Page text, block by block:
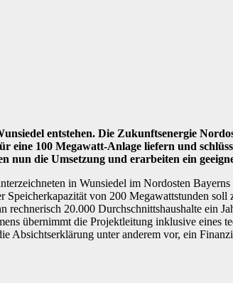
entstehen. Die Zukunftsenergie
eine 100 Megawatt-Anlage liefern und
die Umsetzung und erarbeiten ein
in Wunsiedel im Nordosten
von 200 Megawattstunden soll
20.000 Durchschnittshaushalte ein
übernimmt die Projektleitung inklusive eines
Absichtserklärung unter anderem vor, ein